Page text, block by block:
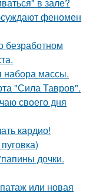
феномен
безработном
набора массы.
"Сила Тавров".
своего дня
кардио!
дочки.
или новая